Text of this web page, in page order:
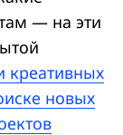
— на эти
креативных
новых